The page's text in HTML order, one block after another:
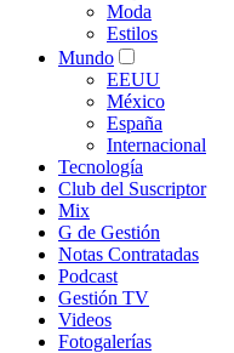
Moda
Estilos
Mundo
EEUU
México
España
Internacional
Tecnología
Club del Suscriptor
Mix
G de Gestión
Notas Contratadas
Podcast
Gestión TV
Videos
Fotogalerías